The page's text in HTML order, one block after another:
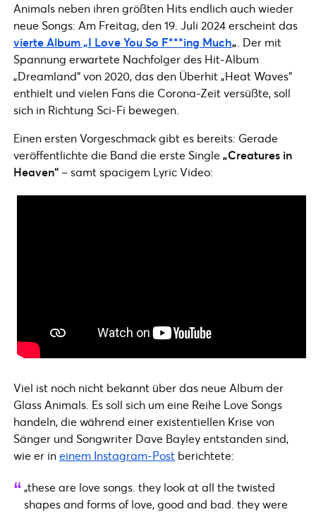
Animals neben ihren größten Hits endlich auch wieder
neue Songs: Am Freitag, den 19. Juli 2024 erscheint das
vierte Album „I Love You So F***ing Much„ . Der mit
Spannung erwartete Nachfolger des Hit-Album
„Dreamland“ von 2020, das den Überhit „Heat Waves“
enthielt und vielen Fans die Corona-Zeit versüßte, soll
sich in Richtung Sci-Fi bewegen.
Einen ersten Vorgeschmack gibt es bereits: Gerade
veröffentlichte die Band die erste Single„Creatures in
Heaven“– samt spacigem Lyric Video:
Viel ist noch nicht bekannt über das neue Album der
Glass Animals. Es soll sich um eine Reihe Love Songs
handeln, die während einer existentiellen Krise von
Sänger und Songwriter Dave Bayley entstanden sind,
wie er ineinem Instagram-Post berichtete:
„these are love songs. they look at all the twisted
shapes and forms of love, good and bad. they were